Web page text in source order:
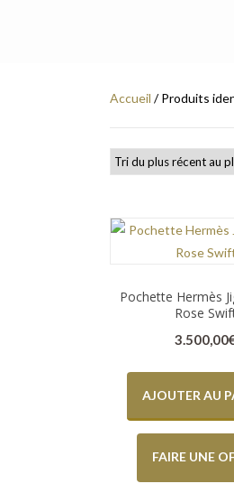
Accueil / Produits
Pochette Hermès
Rose
3.500,00
AJOUTER AU
FAIRE UNE